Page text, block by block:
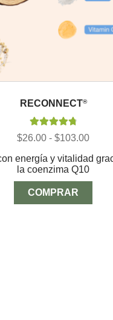
RECONNECT®
Valorado con
$26.00 - $103.00Rango
desde
$26.00
energía y vitalidad
la coenzima Q10
COMPRAR